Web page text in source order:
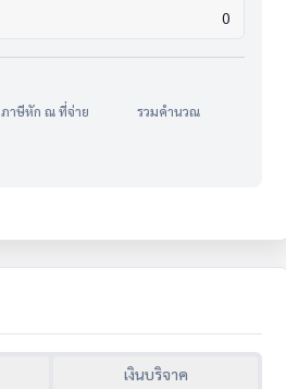
ภาษีหัก ณ ที่จ่าย รวมคำนวณ
เงินบริจาค